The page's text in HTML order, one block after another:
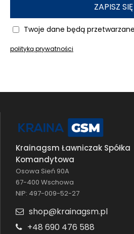
ZAPISZ SIĘ
Twoje dane będą
polityką prywatności
Krainagsm Ławniczak Spółka
Komandytowa
Osowa Sień 90A
67-400 Wschowa
NIP: 497-009-52-27
shop@krainagsm.pl
+48 690 476 588